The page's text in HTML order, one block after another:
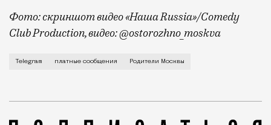
Фото: скриншот видео «Наша Russia»/Comedy
Club Production, видео: @ostorozhno_moskva
Вы, наверное, замечали, что в Telegram
Telegram платные сообщения Родители Москвы